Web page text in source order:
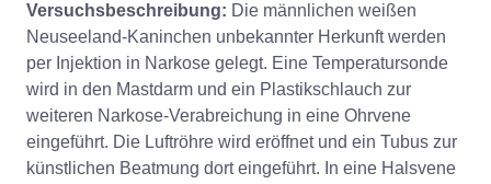
Versuchsbeschreibung: Die männlichen weißen
Neuseeland-Kaninchen unbekannter Herkunft werden
per Injektion in Narkose gelegt. Eine Temperatursonde
wird in den Mastdarm und ein Plastikschlauch zur
weiteren Narkose-Verabreichung in eine Ohrvene
eingeführt. Die Luftröhre wird eröffnet und ein Tubus zur
künstlichen Beatmung dort eingeführt. In eine Halsvene